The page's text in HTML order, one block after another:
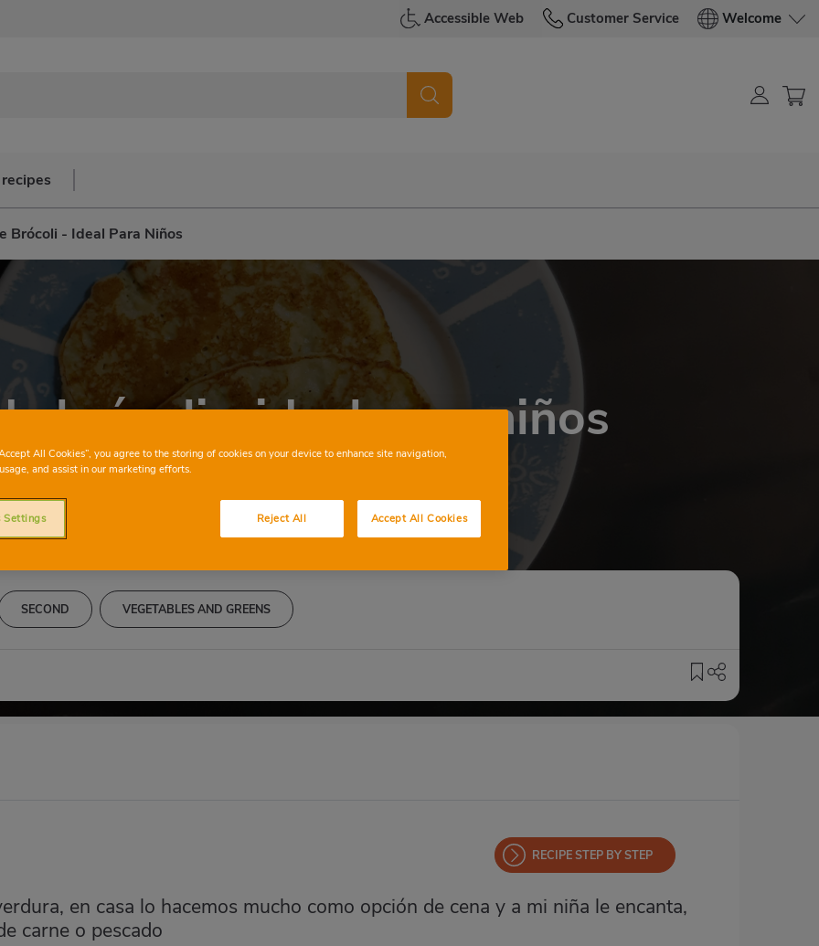
Accessible Web Customer Service Welcome
Brócoli - Ideal Para Niños
brócoli - ideal para niños
SECOND VEGETABLES AND GREENS
RECIPE STEP BY STEP
en casa lo hacemos mucho como opción de cena y a mi niña le encanta,
carne o pescado
All Cookies”, you agree to the storing of cookies on your device to enhance site navigation,
and assist in our marketing efforts.
Reject All Accept All Cookies
Settings